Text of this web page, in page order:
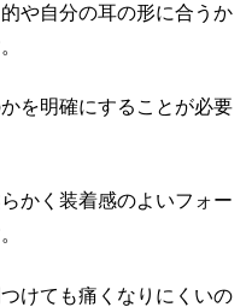
や自分の耳の形に合うか
を明確にすることが必要
かく装着感のよいフォー
けても痛くなりにくいの